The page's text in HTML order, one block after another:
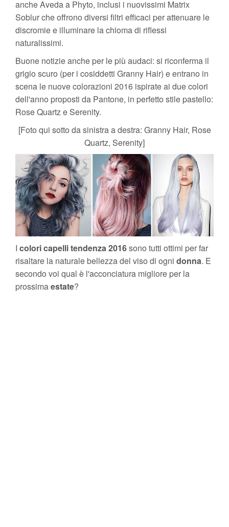
anche Aveda a Phyto, inclusi i nuovissimi Matrix
Soblur che offrono diversi filtri efficaci per attenuare le
discromie e illuminare la chioma di riflessi
naturalissimi.
Buone notizie anche per le più audaci: si riconferma il
grigio scuro (per i cosiddetti Granny Hair) e entrano in
scena le nuove colorazioni 2016 ispirate ai due colori
dell'anno proposti da Pantone, in perfetto stile pastello:
Rose Quartz e Serenity.
[Foto qui sotto da sinistra a destra: Granny Hair, Rose
Quartz, Serenity]
I colori capellitendenza 2016sono tutti ottimi per far
risaltare la naturale bellezza del viso di ogni donna. E
secondo voi qual è l'acconciatura migliore per la
prossimaestate?